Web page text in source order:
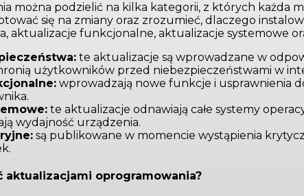
można podzielić na kilka kategorii, z których każda
się na zmiany oraz zrozumieć, dlaczego
aktualizacje funkcjonalne, aktualizacje systemowe
te aktualizacje są wprowadzane w
użytkowników przed niebezpieczeństwami w
wprowadzają nowe funkcje i usprawnienia
te aktualizacje odnawiają całe systemy
wydajność urządzenia.
są publikowane w momencie wystąpienia
oprogramowania?